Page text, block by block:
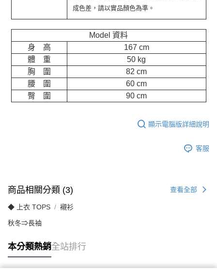
成色差，請以實品顏色為準。
Model 資料
身 高
167 cm
體 重
50 kg
胸 圍
82 cm
腰 圍
60 cm
臀 圍
90 cm
顯示電腦版詳細說明
客服
商品相關分類 (3) 查看全部
◆ 上衣 TOPS 襯衫
秋冬⇒長袖
本分類熱銷全站排行